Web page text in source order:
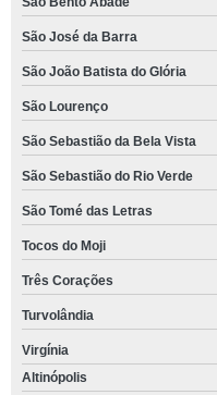
São José da Barra
São João Batista do Glória
São Lourenço
São Sebastião da Bela Vista
São Sebastião do Rio Verde
São Tomé das Letras
Tocos do Moji
Três Corações
Turvolândia
Virgínia
Altinópolis